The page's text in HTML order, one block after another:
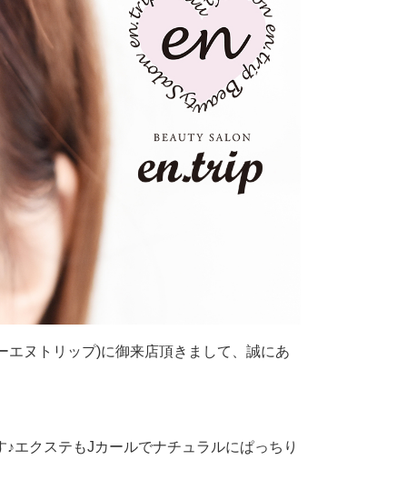
ヌトリップ)に御来店頂きまして、誠にあ
エクステもJカールでナチュラルにぱっちり